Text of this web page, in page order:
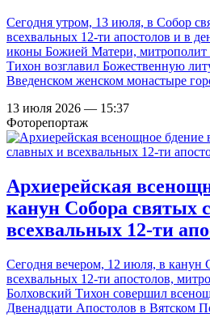
Сегодня утром, 13 июля, в Собор
всехвальных 12-ти апостолов и в
иконы Божией Матери, митрополит
Тихон возглавил Божественную
Введенском женском монастыре
13 июля 2026 — 15:37
Фоторепортаж
Архиерейская
канун Собора святых
всехвальных 12-ти
Сегодня вечером, 12 июля, в канун
всехвальных 12-ти апостолов,
Болховский Тихон совершил
Двенадцати Апостолов в Вятском